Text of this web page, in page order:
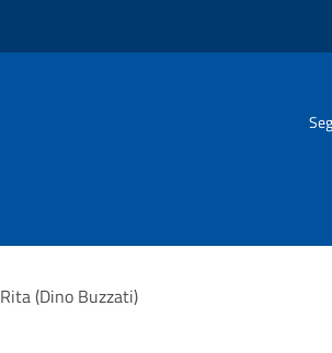
(Dino Buzzati)